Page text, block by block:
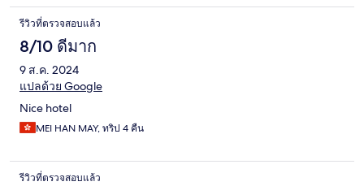
รีวิวที่ตรวจสอบแล้ว
8/10 ดีมาก
9 ส.ค. 2024
แปลด้วย Google
Nice hotel
MEI HAN MAY, ทริป 4 คืน
รีวิวที่ตรวจสอบแล้ว